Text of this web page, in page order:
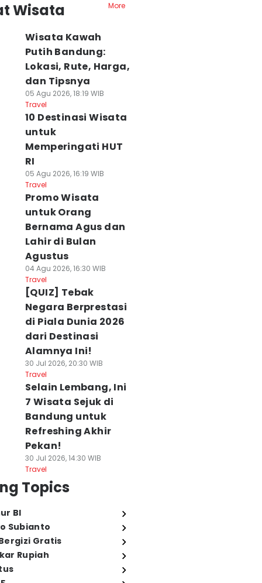
Wisata
More
Wisata Kawah
Putih Bandung:
Lokasi, Rute, Harga,
dan Tipsnya
05 Agu 2026, 18:19 WIB
Travel
10 Destinasi Wisata
untuk
Memperingati HUT
RI
05 Agu 2026, 16:19 WIB
Travel
Promo Wisata
untuk Orang
Bernama Agus dan
Lahir di Bulan
Agustus
04 Agu 2026, 16:30 WIB
Travel
[QUIZ] Tebak
Negara Berprestasi
di Piala Dunia 2026
dari Destinasi
Alamnya Ini!
30 Jul 2026, 20:30 WIB
Travel
Selain Lembang, Ini
7 Wisata Sejuk di
Bandung untuk
Refreshing Akhir
Pekan!
30 Jul 2026, 14:30 WIB
Travel
Topics
BI
Subianto
Gratis
Rupiah